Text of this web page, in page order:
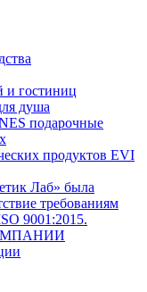
и гостиниц
душа
подарочные
продуктов EVI
Лаб» была
требованиям
9001:2015.